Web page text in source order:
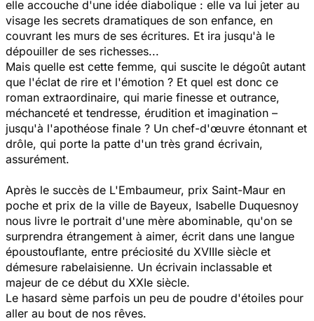
elle accouche d'une idée diabolique : elle va lui jeter au
visage les secrets dramatiques de son enfance, en
couvrant les murs de ses écritures. Et ira jusqu'à le
dépouiller de ses richesses...
Mais quelle est cette femme, qui suscite le dégoût autant
que l'éclat de rire et l'émotion ? Et quel est donc ce
roman extraordinaire, qui marie finesse et outrance,
méchanceté et tendresse, érudition et imagination –
jusqu'à l'apothéose finale ? Un chef-d'œuvre étonnant et
drôle, qui porte la patte d'un très grand écrivain,
assurément.
Après le succès de L'Embaumeur, prix Saint-Maur en
poche et prix de la ville de Bayeux, Isabelle Duquesnoy
nous livre le portrait d'une mère abominable, qu'on se
surprendra étrangement à aimer, écrit dans une langue
époustouflante, entre préciosité du XVIIIe siècle et
démesure rabelaisienne. Un écrivain inclassable et
majeur de ce début du XXIe siècle.
Le hasard sème parfois un peu de poudre d'étoiles pour
aller au bout de nos rêves.